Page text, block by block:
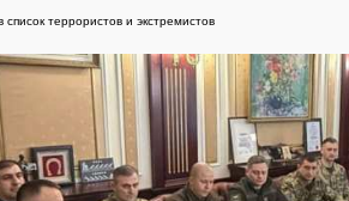
список террористов и экстремистов